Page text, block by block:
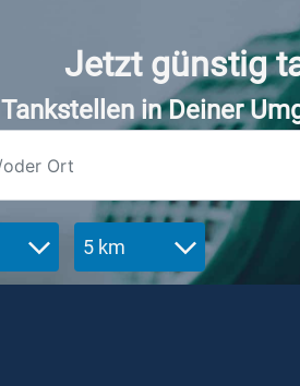
Jetzt günstig
Tankstellen in Deiner
5 km